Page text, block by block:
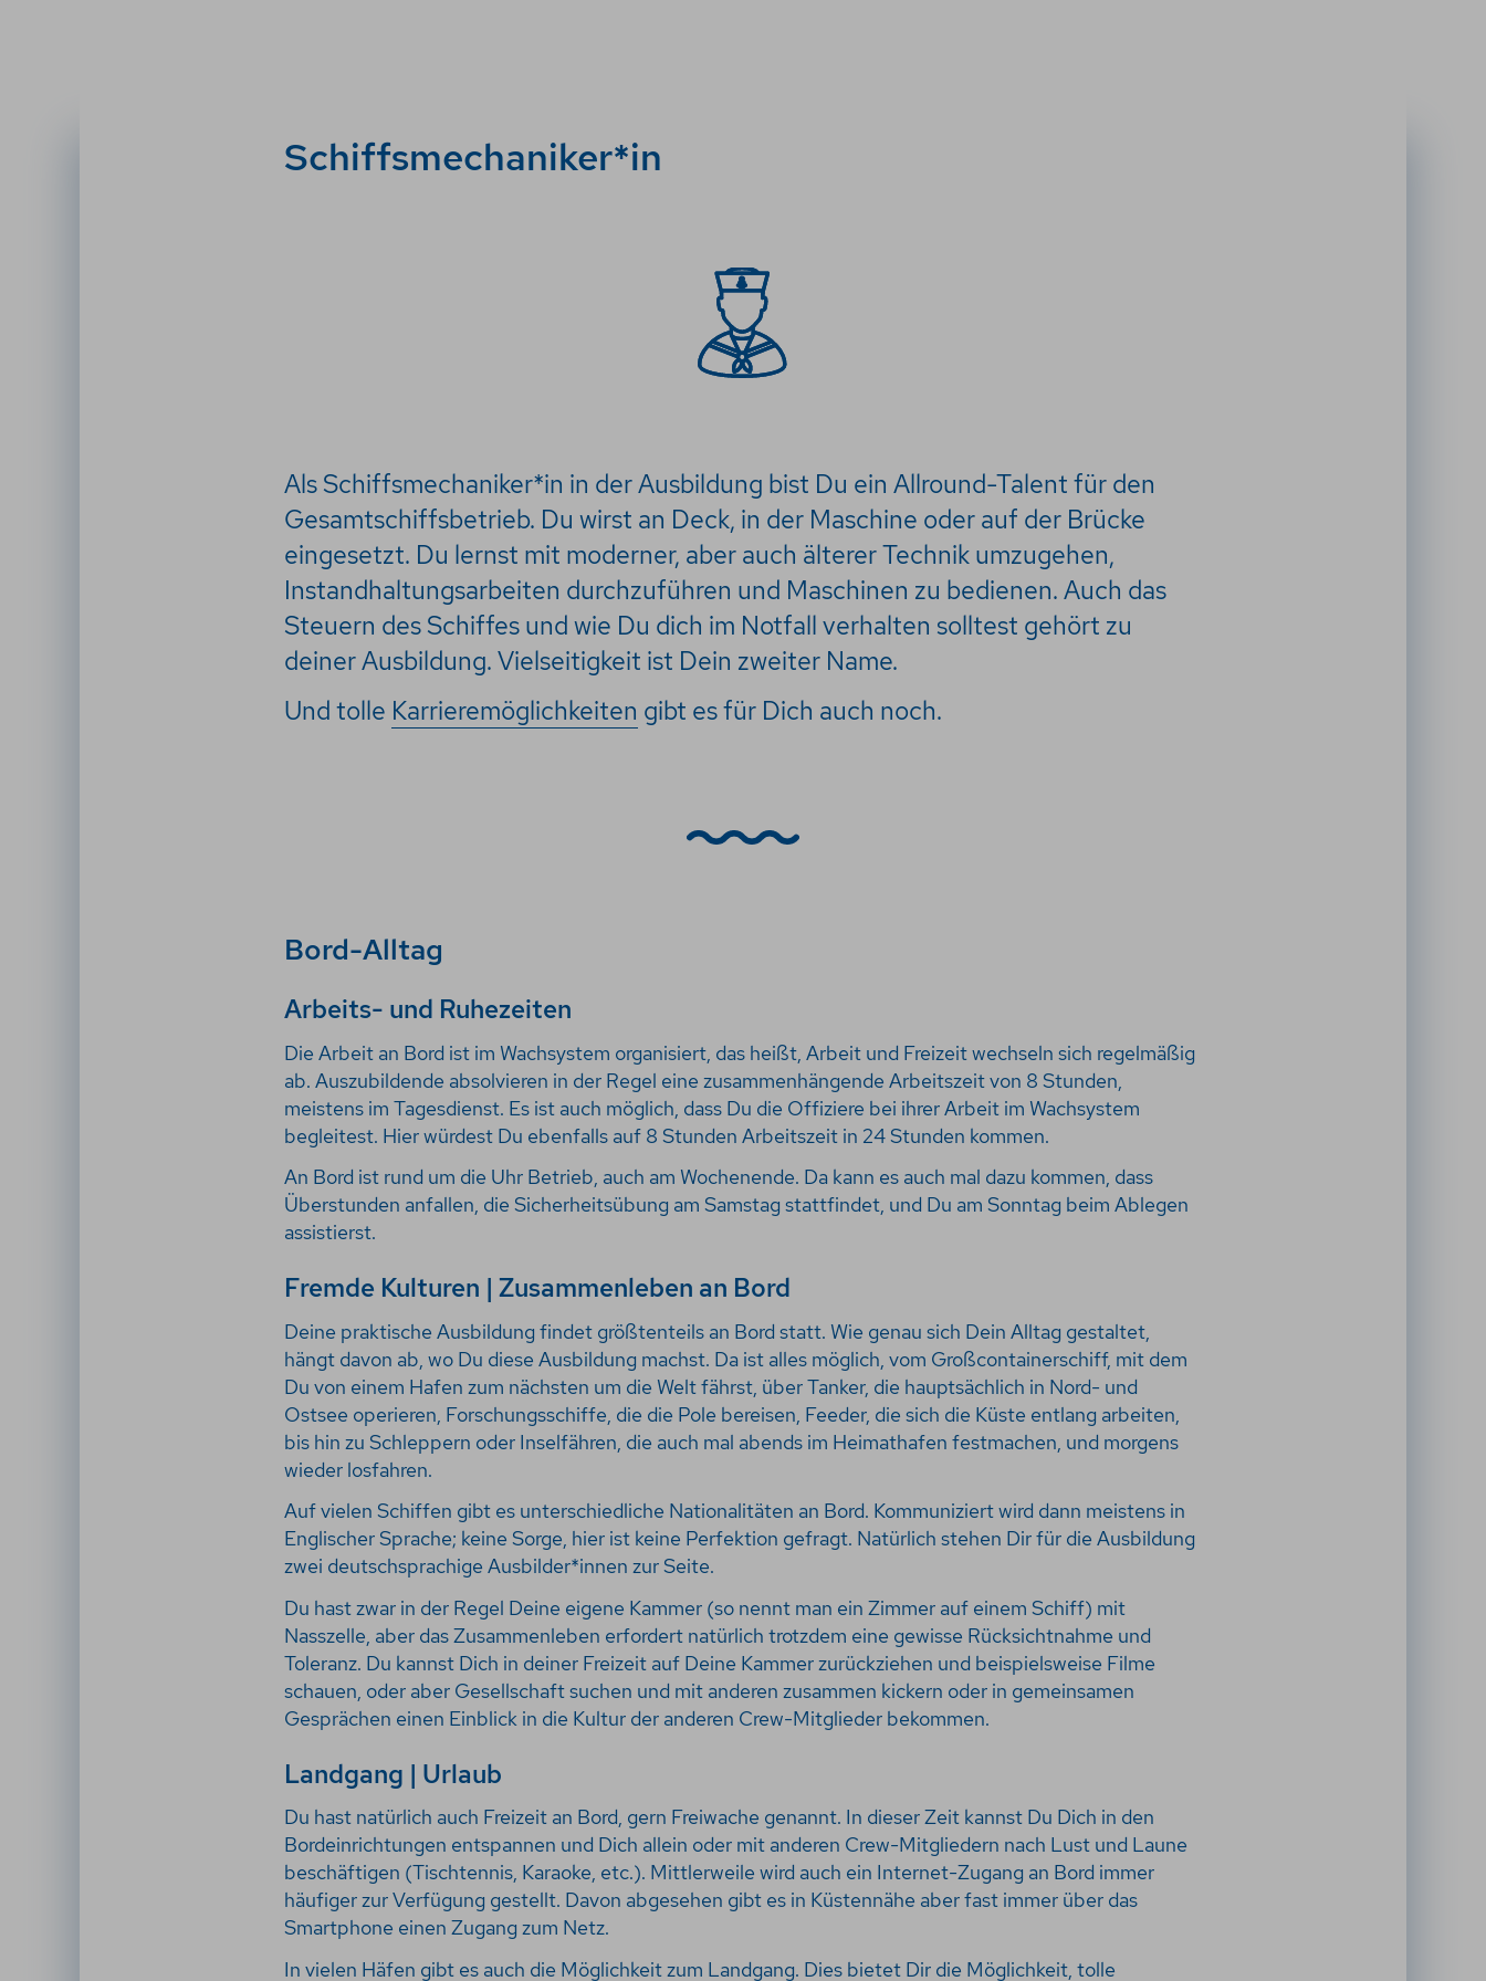
Schiffsmechaniker*in
Als Schiffsmechaniker*in in der Ausbildung bist Du ein Allround-Talent für den
Gesamtschiffsbetrieb. Du wirst an Deck, in der Maschine oder auf der Brücke
eingesetzt. Du lernst mit moderner, aber auch älterer Technik umzugehen,
Instandhaltungsarbeiten durchzuführen und Maschinen zu bedienen. Auch das
Steuern des Schiffes und wie Du dich im Notfall verhalten solltest gehört zu
deiner Ausbildung. Vielseitigkeit ist Dein zweiter Name.
Und tolle Karrieremöglichkeiten gibt es für Dich auch noch.
Bord-Alltag
Arbeits- und Ruhezeiten
Die Arbeit an Bord ist im Wachsystem organisiert, das heißt, Arbeit und Freizeit wechseln sich regelmäßig
ab. Auszubildende absolvieren in der Regel eine zusammenhängende Arbeitszeit von 8 Stunden,
meistens im Tagesdienst. Es ist auch möglich, dass Du die Offiziere bei ihrer Arbeit im Wachsystem
begleitest. Hier würdest Du ebenfalls auf 8 Stunden Arbeitszeit in 24 Stunden kommen.
An Bord ist rund um die Uhr Betrieb, auch am Wochenende. Da kann es auch mal dazu kommen, dass
Überstunden anfallen, die Sicherheitsübung am Samstag stattfindet, und Du am Sonntag beim Ablegen
assistierst.
Fremde Kulturen | Zusammenleben an Bord
Deine praktische Ausbildung findet größtenteils an Bord statt. Wie genau sich Dein Alltag gestaltet,
hängt davon ab, wo Du diese Ausbildung machst. Da ist alles möglich, vom Großcontainerschiff, mit dem
Du von einem Hafen zum nächsten um die Welt fährst, über Tanker, die hauptsächlich in Nord- und
Ostsee operieren, Forschungsschiffe, die die Pole bereisen, Feeder, die sich die Küste entlang arbeiten,
bis hin zu Schleppern oder Inselfähren, die auch mal abends im Heimathafen festmachen, und morgens
wieder losfahren.
Auf vielen Schiffen gibt es unterschiedliche Nationalitäten an Bord. Kommuniziert wird dann meistens in
Englischer Sprache; keine Sorge, hier ist keine Perfektion gefragt. Natürlich stehen Dir für die Ausbildung
zwei deutschsprachige Ausbilder*innen zur Seite.
Du hast zwar in der Regel Deine eigene Kammer (so nennt man ein Zimmer auf einem Schiff) mit
Nasszelle, aber das Zusammenleben erfordert natürlich trotzdem eine gewisse Rücksichtnahme und
Toleranz. Du kannst Dich in deiner Freizeit auf Deine Kammer zurückziehen und beispielsweise Filme
schauen, oder aber Gesellschaft suchen und mit anderen zusammen kickern oder in gemeinsamen
Gesprächen einen Einblick in die Kultur der anderen Crew-Mitglieder bekommen.
Landgang | Urlaub
Du hast natürlich auch Freizeit an Bord, gern Freiwache genannt. In dieser Zeit kannst Du Dich in den
Bordeinrichtungen entspannen und Dich allein oder mit anderen Crew-Mitgliedern nach Lust und Laune
beschäftigen (Tischtennis, Karaoke, etc.). Mittlerweile wird auch ein Internet-Zugang an Bord immer
häufiger zur Verfügung gestellt. Davon abgesehen gibt es in Küstennähe aber fast immer über das
Smartphone einen Zugang zum Netz.
In vielen Häfen gibt es auch die Möglichkeit zum Landgang. Dies bietet Dir die Möglichkeit, tolle